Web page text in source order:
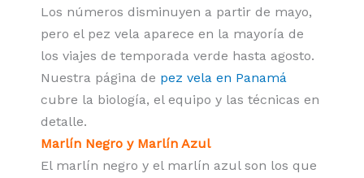
Los números disminuyen a partir de mayo,
pero el pez vela aparece en la mayoría de
los viajes de temporada verde hasta agosto.
Nuestra página de pez vela en Panamá
cubre la biología, el equipo y las técnicas en
detalle.
Marlín Negro y Marlín Azul
El marlín negro y el marlín azul son los que